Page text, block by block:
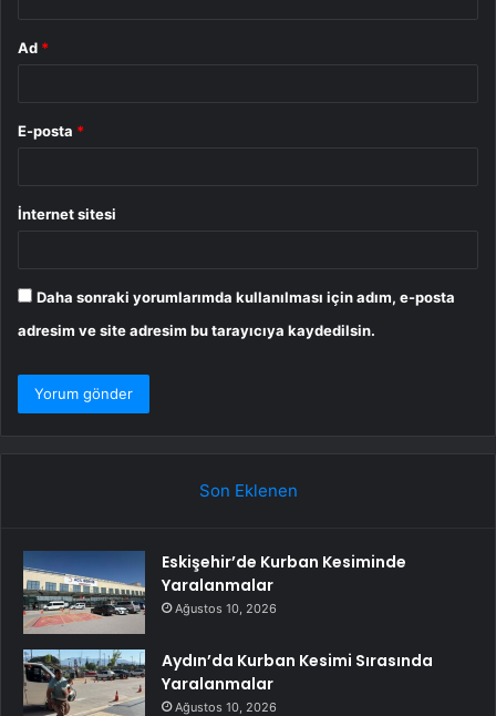
Ad *
E-posta *
İnternet sitesi
Daha sonraki yorumlarımda kullanılması için adım, e-posta
adresim ve site adresim bu tarayıcıya kaydedilsin.
Son Eklenen
Eskişehir’de Kurban Kesiminde
Yaralanmalar
Ağustos 10, 2026
Aydın’da Kurban Kesimi Sırasında
Yaralanmalar
Ağustos 10, 2026